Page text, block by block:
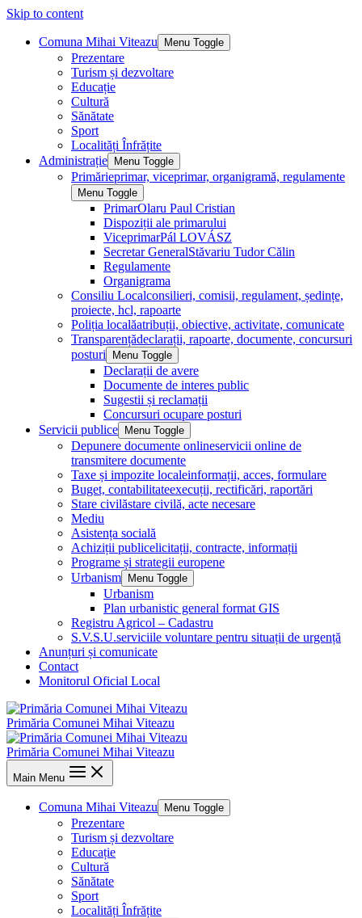
Skip to content
Comuna Mihai Viteazu Menu Toggle
Prezentare
Turism și dezvoltare
Educație
Cultură
Sănătate
Sport
Localități Înfrățite
Administrație
Menu Toggle
Primărieprimar, viceprimar, organigramă, regulamente
Menu Toggle
PrimarOlaru Paul Cristian
Dispoziții ale primarului
ViceprimarPál LOVÁSZ
Secretar GeneralStăvariu Tudor Călin
Regulamente
Organigrama
Consiliu Localconsilieri, comisii, regulament, ședințe,
proiecte, hcl, rapoarte
Poliția localăatribuții, obiective, activitate, comunicate
Transparențădeclarații, rapoarte, documente, concursuri
posturi
Menu Toggle
Declarații de avere
Documente de interes public
Sugestii și reclamații
Concursuri ocupare posturi
Servicii publice
Menu Toggle
Depunere documente onlineservicii online de
transmitere documente
Taxe și impozite localeinformații, acces, formulare
Buget, contabilitateexecuții, rectificări, raportări
Stare civilăstare civilă, acte necesare
Mediu
Asistența socială
Achiziții publicelicitații, contracte, informații
Programe și strategii europene
Urbanism
Menu Toggle
Urbanism
Plan urbanistic general format GIS
Registru Agricol – Cadastru
S.V.S.U.serviciile voluntare pentru situații de urgență
Anunțuri și comunicate
Contact
Monitorul Oficial Local
Primăria Comunei Mihai Viteazu
Primăria Comunei Mihai Viteazu
Main Menu
Comuna Mihai Viteazu Menu Toggle
Prezentare
Turism și dezvoltare
Educație
Cultură
Sănătate
Sport
Localități Înfrățite